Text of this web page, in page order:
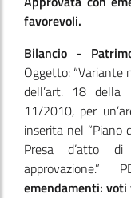
favorevoli.
Bilancio -
Oggetto: “Variante
dell’art. 18
11/2010, per
inserita nel “Piano
Presa d’atto
approvazione.”
emendamenti: